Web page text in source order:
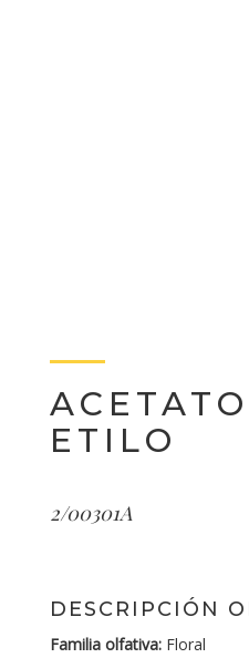
ETILO
2/00301A
DESCRIPCIÓN
Familia olfativa: Floral